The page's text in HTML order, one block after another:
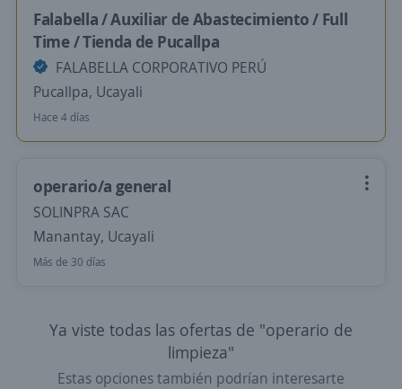
Falabella / Auxiliar de Abastecimiento / Full
Time / Tienda de Pucallpa
FALABELLA CORPORATIVO PERÚ
Pucallpa, Ucayali
Hace 4 días
operario/a general
SOLINPRA SAC
Manantay, Ucayali
Más de 30 días
Ya viste todas las ofertas de "operario de
limpieza"
Estas opciones también podrían interesarte